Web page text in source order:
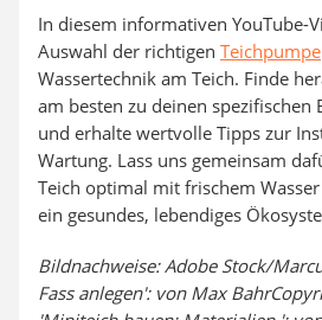
In diesem informativen YouTube-
Auswahl der richtigen Teichpumpe
Wassertechnik am Teich. Finde
am besten zu deinen spezifischen
und erhalte wertvolle Tipps zur
Wartung. Lass uns gemeinsam
Teich optimal mit frischem
ein gesundes, lebendiges
Bildnachweise: Adobe Stock/
Fass anlegen': von Max